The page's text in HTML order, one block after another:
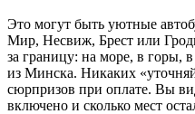
Это могут быть уютные
Мир, Несвиж, Брест или
за границу: на море, в горы,
из Минска. Никаких
сюрпризов при оплате. Вы
включено и сколько мест